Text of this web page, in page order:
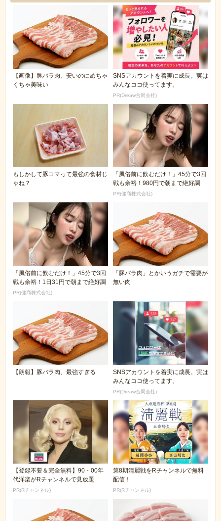
【画像】豚バラ肉、安いのにめちゃ
くちゃ美味い
SNSアカウントを着実に成長。実は
みんなココ使ってます。
PR(Dreaw合同会社)
もしかして豚コマって最強の食材じ
ゃね？
「風俗前に飲むだけ！」45分で3回
戦も余裕！980円で朝まで絶好調
PR(健商株式会社)
「風俗前に飲むだけ！」45分で3回
戦も余裕！1日31円で朝まで絶好調
PR(健商株式会社)
「豚バラ肉」とかいうガチで需要が
無い肉
【朗報】豚バラ肉、最強すぎる
SNSアカウントを着実に成長。実は
みんなココ使ってます。
PR(Dreaw合同会社)
【登録不要＆完全無料】90・00年
代洋楽がRチャンネルで見放題
PR(Rチャンネル)
第8期清麗戦をRチャンネルで無料
配信！
PR(Rチャンネル)